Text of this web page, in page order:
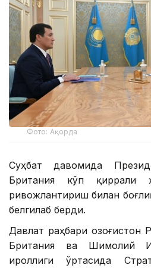
Фото: Ақорда
Суҳбат давомида
Британия кўп қиррали
ривожлантириш билан
белгилаб берди.
Давлат раҳбари Қозоғистон
Британия ва Шимолий
Қироллиги ўртасида